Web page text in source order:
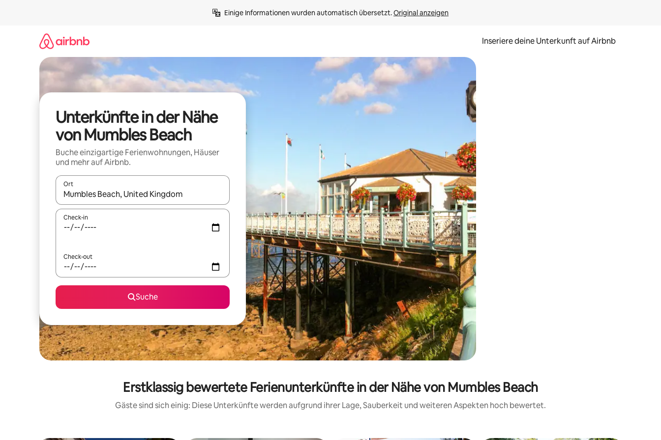
Einige Informationen wurden automatisch übersetzt. Original anzeigen
Inseriere deine Unterkunft auf Airbnb
Unterkünfte in der Nähe
von Mumbles Beach
Buche einzigartige Ferienwohnungen, Häuser
und mehr auf Airbnb.
Ort
Wenn Ergebnisse verfügbar sind, navigiere mit den Pfeiltasten nach oben und unten oder erkunde die Ergebnisse durch Berühren oder Wischgesten.
Check-in
Check-out
Suche
Erstklassig bewertete Ferienunterkünfte in der Nähe von Mumbles Beach
Gäste sind sich einig: Diese Unterkünfte werden aufgrund ihrer Lage, Sauberkeit und weiteren Aspekten hoch bewertet.